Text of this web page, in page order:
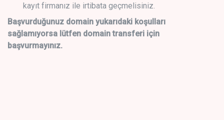
kayıt firmanız ile irtibata geçmelisiniz.
Başvurduğunuz domain yukarıdaki koşulları
sağlamıyorsa lütfen domain transferi için
başvurmayınız.